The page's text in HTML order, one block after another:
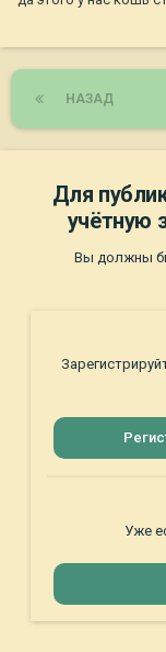
НАЗАД
Для
учётную
Вы должны
Уже